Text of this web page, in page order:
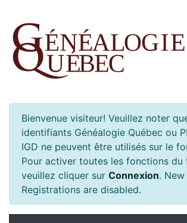
Bienvenue visiteur! Veuillez noter
identifiants Généalogie Québec ou
IGD ne peuvent être utilisés sur le
Pour activer toutes les fonctions du
veuillez cliquer sur Connexion. New
Registrations are disabled.